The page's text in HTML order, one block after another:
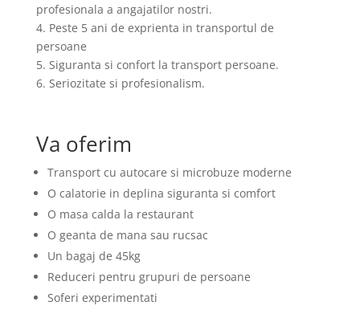
profesionala a angajatilor nostri.
4. Peste 5 ani de exprienta in transportul de
persoane
5. Siguranta si confort la transport persoane.
6. Seriozitate si profesionalism.
Va oferim
Transport cu autocare si microbuze moderne
O calatorie in deplina siguranta si comfort
O masa calda la restaurant
O geanta de mana sau rucsac
Un bagaj de 45kg
Reduceri pentru grupuri de persoane
Soferi experimentati